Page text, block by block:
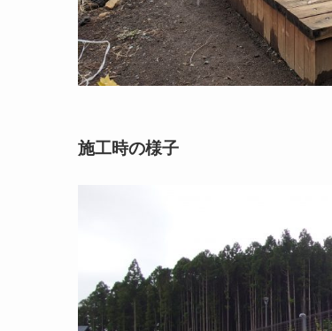
施工時の様子